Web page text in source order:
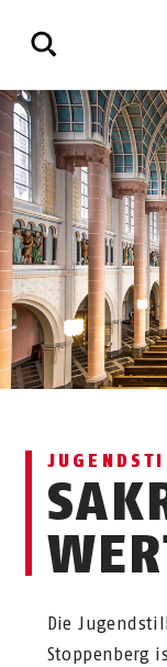
Zeige
alle
Ergebnisse
Die
Stoppenberg